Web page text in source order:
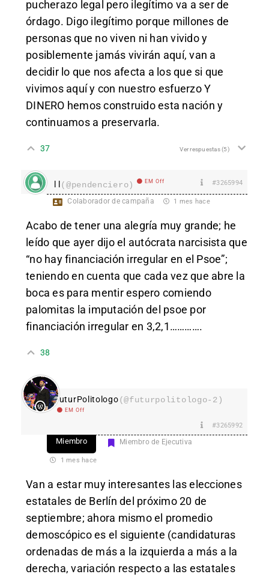
pucherazo legal pero ilegítimo va a ser de
órdago. Digo ilegítimo porque millones de
personas que no viven ni han vivido y
posiblemente jamás vivirán aquí, van a
decidir lo que nos afecta a los que si que
vivimos aquí y con nuestro esfuerzo Y
DINERO hemos construido esta nación y
continuamos a preservarla.
37 Ver respuestas(5)
l l(@pendenciero) EM Off #3265994
Colaborador de campaña 1 mes hace
Acabo de tener una alegría muy grande; he
leído que ayer dijo el autócrata narcisista que
“no hay financiación irregular en el Psoe”;
teniendo en cuenta que cada vez que abre la
boca es para mentir espero comiendo
palomitas la imputación del psoe por
financiación irregular en 3,2,1………….
38
FuturPolitologo(@futurpolitologo-2)
EM Off
#3265992
Miembro Miembro de Ejecutiva
1 mes hace
Van a estar muy interesantes las elecciones
estatales de Berlín del próximo 20 de
septiembre; ahora mismo el promedio
demoscópico es el siguiente (candidaturas
ordenadas de más a la izquierda a más a la
derecha, variación respecto a las estatales